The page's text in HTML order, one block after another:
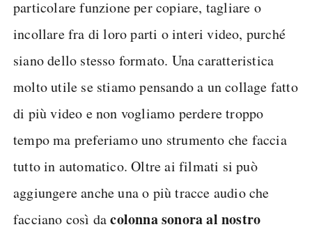
particolare funzione per copiare, tagliare o
incollare fra di loro parti o interi video, purché
siano dello stesso formato. Una caratteristica
molto utile se stiamo pensando a un collage fatto
di più video e non vogliamo perdere troppo
tempo ma preferiamo uno strumento che faccia
tutto in automatico. Oltre ai filmati si può
aggiungere anche una o più tracce audio che
facciano così dacolonna sonora al nostro